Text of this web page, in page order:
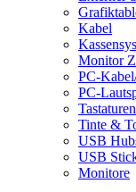
Kabel
Monitor
PC-
PC-
Tinte &
USB
USB
Monitore